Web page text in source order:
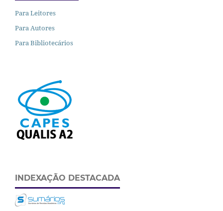
Para Leitores
Para Autores
Para Bibliotecários
INDEXAÇÃO DESTACADA